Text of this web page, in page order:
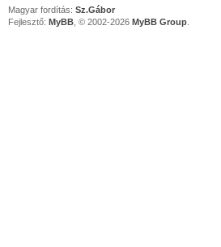
Magyar fordítás: Sz.Gábor
Fejlesztő: MyBB , © 2002-2026 MyBB Group